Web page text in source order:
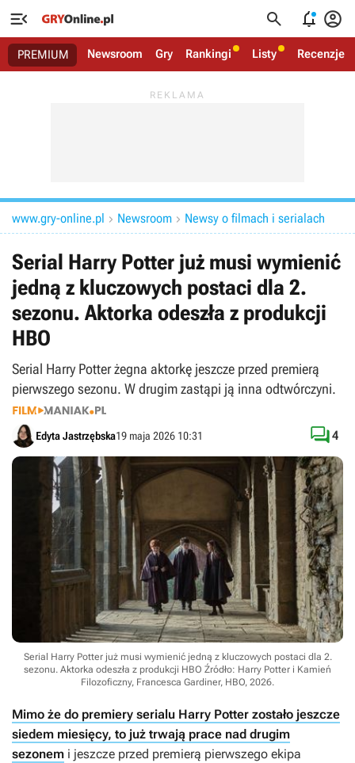
   
PREMIUM Newsroom Gry Rankingi Listy Recenzje
www.gry-online.pl  Newsroom  Newsy o filmach i serialach
Serial Harry Potter już musi wymienić
jedną z kluczowych postaci dla 2.
sezonu. Aktorka odeszła z produkcji
HBO
Serial Harry Potter żegna aktorkę jeszcze przed premierą
pierwszego sezonu. W drugim zastąpi ją inna odtwórczyni.
Edyta Jastrzębska19 maja 2026 10:31 4
Serial Harry Potter już musi wymienić jedną z kluczowych postaci dla 2.
sezonu. Aktorka odeszła z produkcji HBO Źródło: Harry Potter i Kamień
Filozoficzny, Francesca Gardiner, HBO, 2026.
Mimo że do premiery serialu Harry Potter zostało jeszcze
siedem miesięcy, to już trwają prace nad drugim
sezonem i jeszcze przed premierą pierwszego ekipa